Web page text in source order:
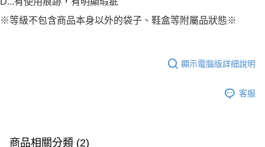
※等級不包含商品本身以外的袋子、鞋盒等附屬品狀態※
顯示電腦版詳細說明
客服
商品相關分類 (2)